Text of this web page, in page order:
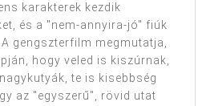
karakterek kezdik
és a "nem-annyira-jó" fiúk
gengszterfilm megmutatja,
hogy veled is kiszúrnak,
te is kisebbség
az "egyszerű", rövid utat